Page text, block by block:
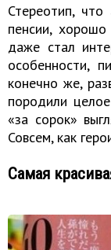
Стереотип,
пенсии,
даже стал
особенности,
конечно же,
породили
«за сорок»
Совсем, как
Самая